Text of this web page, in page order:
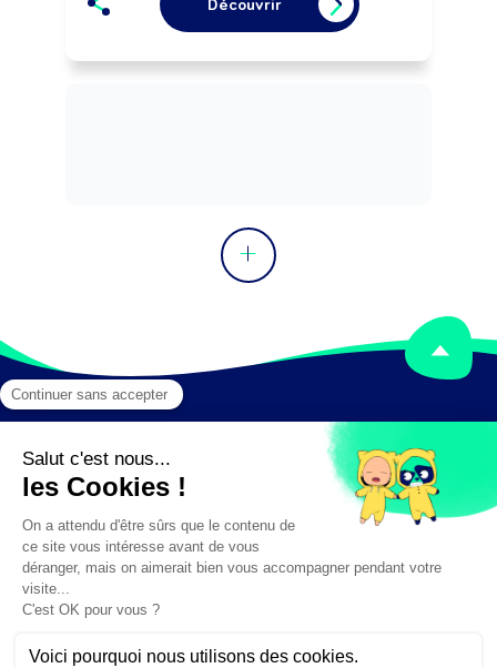
de l'entreprise.
Peut effectuer des opérations de
Peut coordonner une équipe.
Découvrir
Mentions légales